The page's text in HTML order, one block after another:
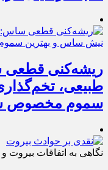
ریشه‌کنی
طبیعی،
سموم مخصوص
نگاهی به اتفاقات بیروت